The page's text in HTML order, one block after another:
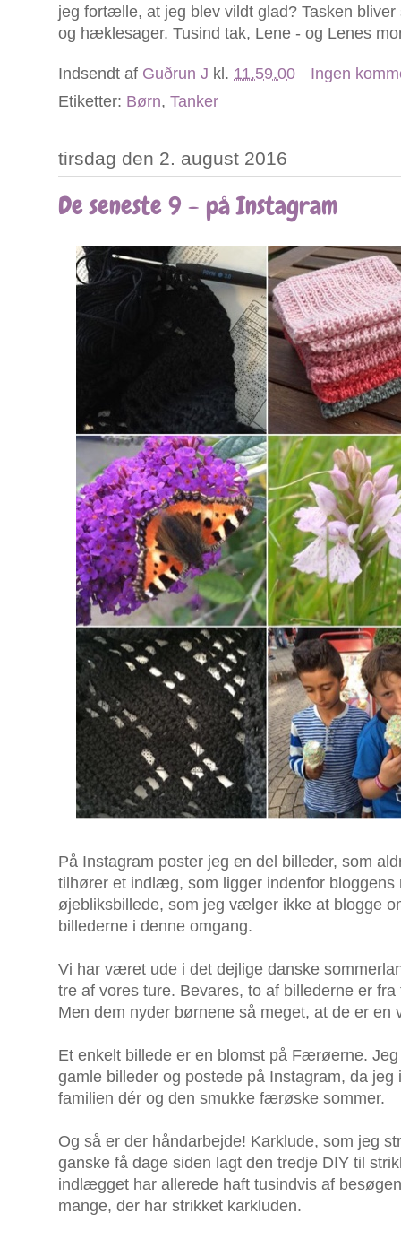
jeg fortælle, at jeg blev vildt glad? Tasken
og hæklesager. Tusind tak, Lene - og Lenes
Indsendt af Guðrun J kl. 11.59.00
Ingen
Etiketter: Børn, Tanker
tirsdag den 2. august 2016
De seneste 9 - på Instagram
På Instagram poster jeg en del billeder, som
tilhører et indlæg, som ligger indenfor bloggens
øjebliksbillede, som jeg vælger ikke at blogge
billederne i denne omgang.
Vi har været ude i det dejlige danske
tre af vores ture. Bevares, to af billederne er
Men dem nyder børnene så meget, at de er en
Et enkelt billede er en blomst på Færøerne.
gamle billeder og postede på Instagram, da
familien dér og den smukke færøske sommer.
Og så er der håndarbejde! Karklude, som jeg
ganske få dage siden lagt den tredje DIY til
indlægget har allerede haft tusindvis af
mange, der har strikket karkluden.